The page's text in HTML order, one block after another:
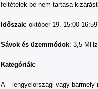
feltételek be nem tartása
Időszak: október 19. 15:00-
Sávok és üzemmódok: 3,5
Kategóriák:
A – lengyelországi vagy